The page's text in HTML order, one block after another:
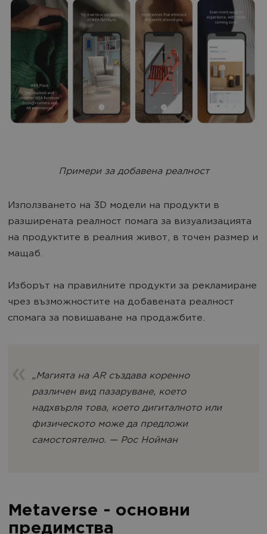
Примери за добавена реалност
Използването на 3D модели на продукти в
разширената реалност помага за визуализацията
на продуктите в реалния живот, в точен размер и
мащаб.
Изборът на правилните продукти за рекламиране
чрез възможностите на добавената реалност
спомага за повишаване на продажбите.
„Магията на AR създава коренно
различен вид пазаруване, което
надхвърля това, което дигиталното или
физическото може да предложи
самостоятелно. — Рос Нойман
Metaverse - основни
предимства